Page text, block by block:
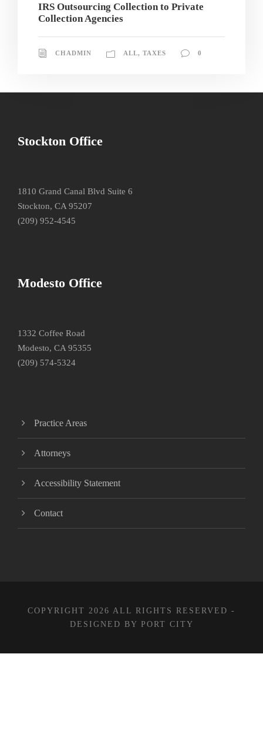
IRS Outsourcing Collection to Private
Collection Agencies
CHADMIN ALL, TAXES 0
Stockton Office
1810 Grand Canal Blvd Suite 6
Stockton, CA 95207
(209) 952-4545
Modesto Office
1332 Coffee Road
Modesto, CA 95355
(209) 574-5324
Practice Areas
Attorneys
Accessibility Statement
Contact
COPYRIGHT 2026 ALL RIGHTS RESERVED -
DESIGNED BY PORT CITY